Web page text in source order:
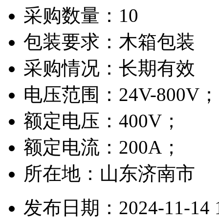
采购数量：10
包装要求：木箱包装
采购情况：长期有效
电压范围：24V-800V；
额定电压：400V；
额定电流：200A；
所在地：山东济南市
发布日期：2024-11-14